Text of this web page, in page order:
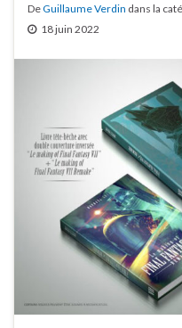
DeGuillaume Verdin dans la
18 juin 2022